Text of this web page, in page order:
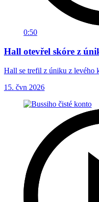
0:50
Hall otevřel skóre z
Hall se trefil z úniku z levého
15. čvn 2026